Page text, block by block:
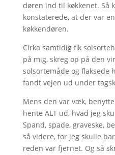
døren ind til køkkenet. Så
konstaterede, at der var
køkkendøren.
Cirka samtidig fik
på mig, skreg op på den
solsortemåde og flaksede
fandt vejen ud under
Mens den var væk,
hente ALT ud, hvad jeg
Spand, spade, graveske,
så videre, for jeg skulle
reden var fjernet. Og så